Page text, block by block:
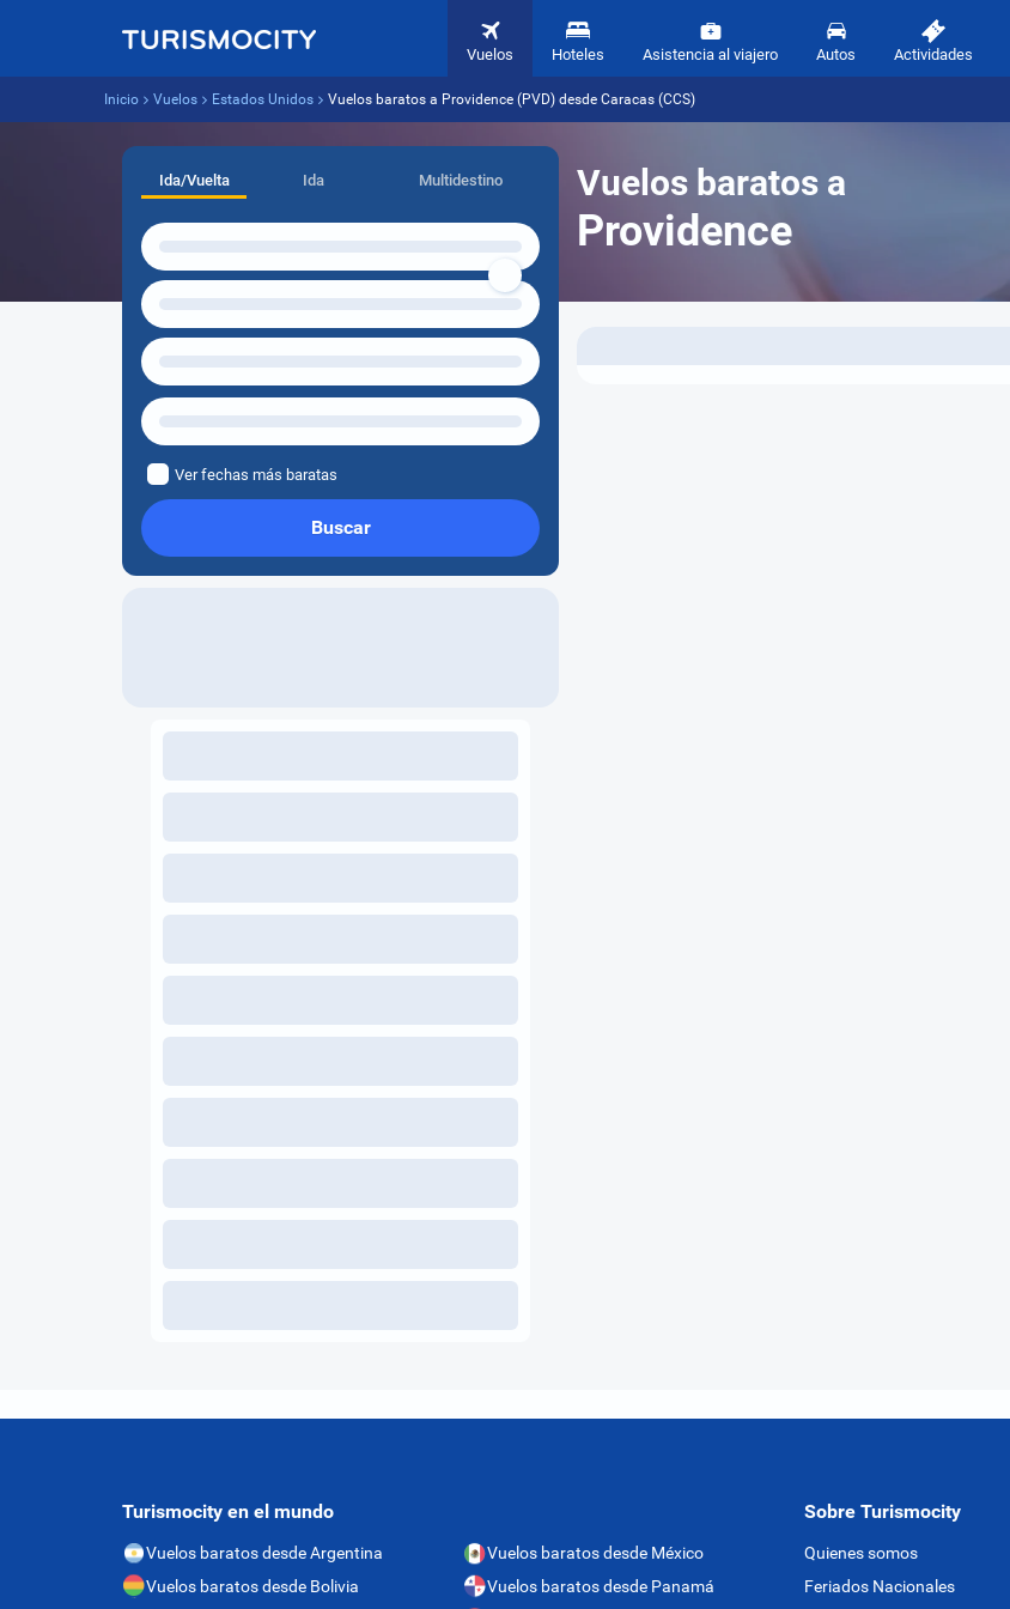
Vuelos Hoteles Asistencia al viajero Autos Actividades
Inicio Vuelos Estados Unidos Vuelos baratos a Providence (PVD) desde Caracas (CCS)
Vuelos baratos a
Providence
Ida/Vuelta Ida Multidestino
Ver fechas más baratas
Buscar
Turismocity en el mundo
Vuelos baratos desde Argentina
Vuelos baratos desde Bolivia
Vuelos baratos desde México
Vuelos baratos desde Panamá
Sobre Turismocity
Quienes somos
Feriados Nacionales